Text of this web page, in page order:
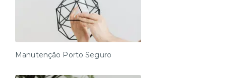
Manutenção Porto Seguro